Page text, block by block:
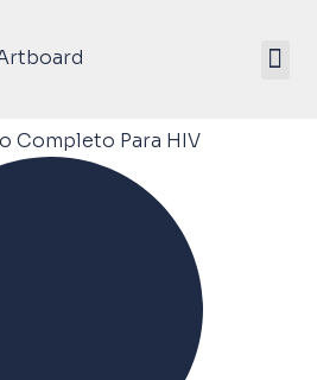
Completo Para HIV